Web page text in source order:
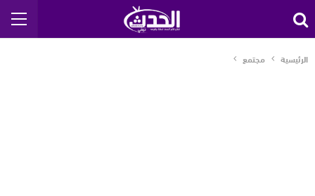
الرئيسية مجتمع